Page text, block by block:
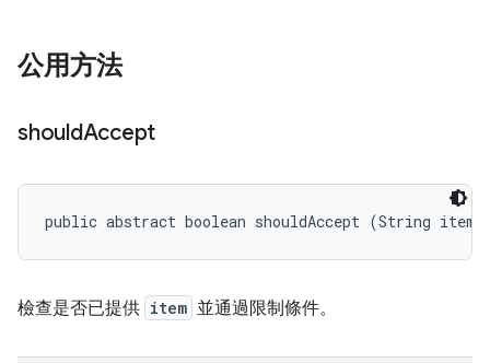
公用方法
shouldAccept
public abstract boolean shouldAccept (String item)
檢查是否已提供 item 並通過限制條件。